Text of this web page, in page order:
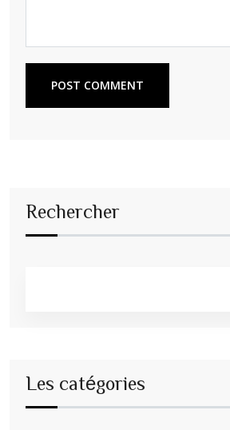
POST COMMENT
Rechercher
Les catégories